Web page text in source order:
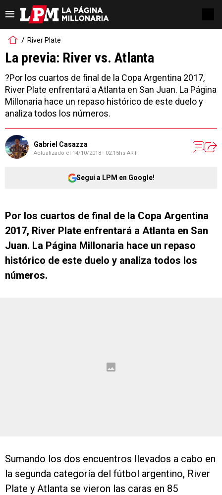
River Plate
La previa: River vs. Atlanta
?Por los cuartos de final de la Copa Argentina 2017,
River Plate enfrentará a Atlanta en San Juan. La Página
Millonaria hace un repaso histórico de este duelo y
analiza todos los números.
Gabriel Casazza
Actualizado el 14/10/2018 - 02:15hs ART
Seguí a LPM en Google!
Por los cuartos de final de la Copa Argentina
2017, River Plate enfrentará a Atlanta en San
Juan. La Página Millonaria hace un repaso
histórico de este duelo y analiza todos los
números.
Sumando los dos encuentros llevados a cabo en
la segunda categoría del fútbol argentino, River
Plate y Atlanta se vieron las caras en 85